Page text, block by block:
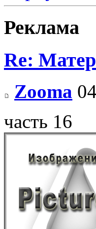
Реклама
Re:
Zooma
часть 16